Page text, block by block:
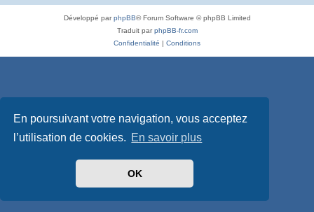
En poursuivant votre navigation, vous acceptez
l’utilisation de cookies. En savoir plus
OK
Développé parphpBB® Forum Software © phpBB Limited
Traduit parphpBB-fr.com
Confidentialité | Conditions